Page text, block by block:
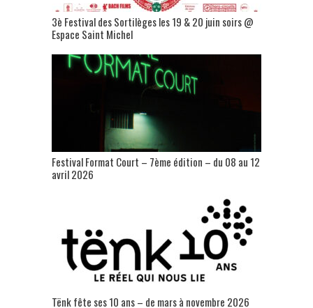
3è Festival des Sortilèges les 19 & 20 juin soirs @
Espace Saint Michel
Festival Format Court – 7ème édition – du 08 au 12
avril 2026
Tënk fête ses 10 ans – de mars à novembre 2026